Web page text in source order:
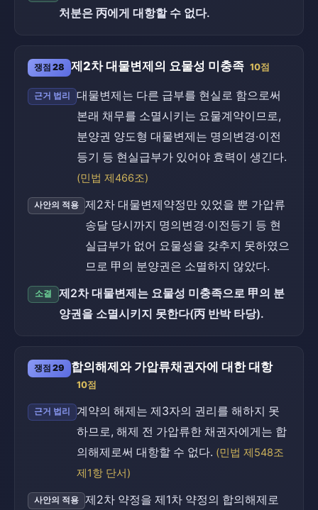
처분은 丙에게 대항할 수 없다.
쟁점 28 제2차 대물변제의 요물성 미충족 10점
근거 법리
대물변제는 다른 급부를 현실로 함으로써
본래 채무를 소멸시키는 요물계약이므로,
분양권 양도형 대물변제는 명의변경·이전
등기 등 현실급부가 있어야 효력이 생긴다.
(민법 제466조)
사안의 적용
제2차 대물변제약정만 있었을 뿐 가압류
송달 당시까지 명의변경·이전등기 등 현
실급부가 없어 요물성을 갖추지 못하였으
므로 甲의 분양권은 소멸하지 않았다.
소결
제2차 대물변제는 요물성 미충족으로 甲의 분
양권을 소멸시키지 못한다(丙 반박 타당).
쟁점 29 합의해제와 가압류채권자에 대한 대항
10점
근거 법리
계약의 해제는 제3자의 권리를 해하지 못
하므로, 해제 전 가압류한 채권자에게는 합
의해제로써 대항할 수 없다. (민법 제548조
제1항 단서)
사안의 적용
제2차 약정을 제1차 약정의 합의해제로